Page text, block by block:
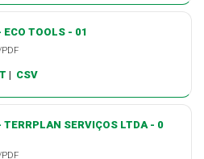
ECO TOOLS - 01
| CSV
TERRPLAN SERVIÇOS LTDA - 0